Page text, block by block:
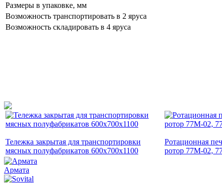
Размеры в упаковке, мм
Возможность транспортировать в 2 яруса
Возможность складировать в 4 яруса
Тележка закрытая для транспортировки
мясных полуфабрикатов 600х700х1100
Ротационная
ротор 77M-02,
Армата